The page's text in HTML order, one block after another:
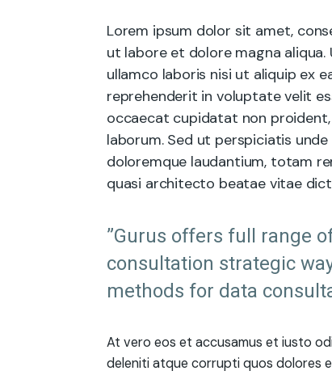
Lorem ipsum dolor sit amet,
ut labore et dolore magna
ullamco laboris nisi ut aliquip ex
reprehenderit in voluptate velit
occaecat cupidatat non
laborum. Sed ut perspiciatis
doloremque laudantium, totam
quasi architecto beatae vitae
”Gurus offers full range
consultation strategic
methods for data
At vero eos et accusamus et iusto
deleniti atque corrupti quos dolores